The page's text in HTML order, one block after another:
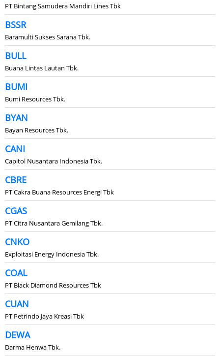
PT Bintang Samudera Mandiri Lines Tbk
BSSR
Baramulti Sukses Sarana Tbk.
BULL
Buana Lintas Lautan Tbk.
BUMI
Bumi Resources Tbk.
BYAN
Bayan Resources Tbk.
CANI
Capitol Nusantara Indonesia Tbk.
CBRE
PT Cakra Buana Resources Energi Tbk
CGAS
PT Citra Nusantara Gemilang Tbk.
CNKO
Exploitasi Energy Indonesia Tbk.
COAL
PT Black Diamond Resources Tbk
CUAN
PT Petrindo Jaya Kreasi Tbk
DEWA
Darma Henwa Tbk.